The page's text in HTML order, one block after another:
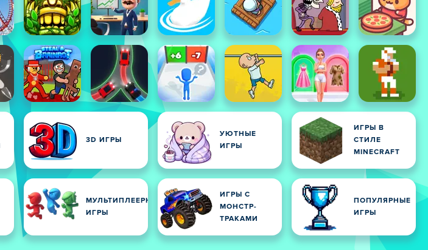
3D ИГРЫ
УЮТНЫЕ
ИГРЫ
ИГРЫ В
СТИЛЕ
MINECRAFT
МУЛЬТИПЛЕЕРНЫЕ
ИГРЫ
ИГРЫ С
МОНСТР-
ТРАКАМИ
ПОПУЛЯРНЫЕ
ИГРЫ